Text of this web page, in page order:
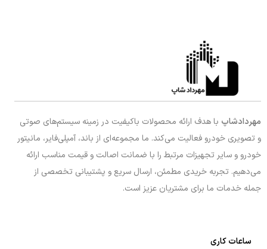
مهردادشاپ با هدف ارائه محصولات باکیفیت در زمینه سیستم‌های صوتی
و تصویری خودرو فعالیت می‌کند. ما مجموعه‌ای از باند، آمپلی‌فایر، مانیتور
خودرو و سایر تجهیزات مرتبط را با ضمانت اصالت و قیمت مناسب ارائه
می‌دهیم. تجربه خریدی مطمئن، ارسال سریع و پشتیبانی تخصصی از
جمله خدمات ما برای مشتریان عزیز است.
ساعات کاری